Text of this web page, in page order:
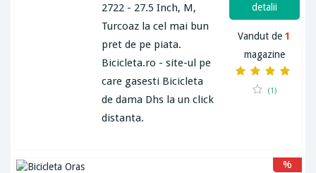
2722 - 27.5 Inch, M,
Turcoaz la cel mai bun
pret de pe piata.
Bicicleta.ro - site-ul pe
care gasesti Bicicleta
de dama Dhs la un click
distanta.
detalii
Vandut de1
magazine
(1)
%